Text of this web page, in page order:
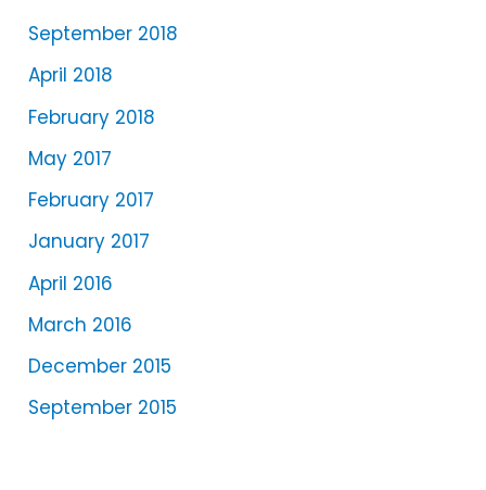
September 2018
April 2018
February 2018
May 2017
February 2017
January 2017
April 2016
March 2016
December 2015
September 2015